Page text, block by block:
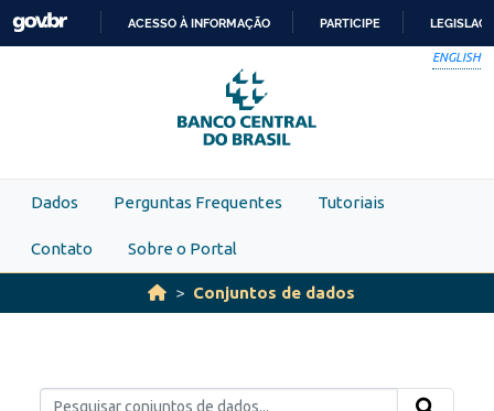
Skip to main content
PARA
O
CONTEÚDO
ACESSO À INFORMAÇÃO PARTICIPE
ENGLISH
Dados Perguntas Frequentes Tutoriais
Contato Sobre o Portal
Conjuntos de dados